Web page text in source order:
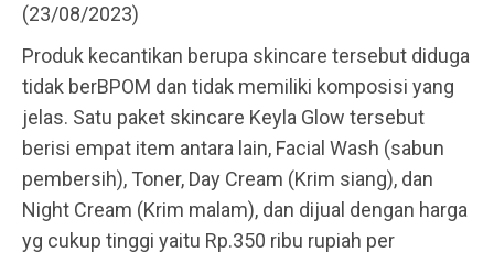
(23/08/2023)
Produk kecantikan berupa skincare tersebut diduga
tidak berBPOM dan tidak memiliki komposisi yang
jelas. Satu paket skincare Keyla Glow tersebut
berisi empat item antara lain, Facial Wash (sabun
pembersih), Toner, Day Cream (Krim siang), dan
Night Cream (Krim malam), dan dijual dengan harga
yg cukup tinggi yaitu Rp.350 ribu rupiah per